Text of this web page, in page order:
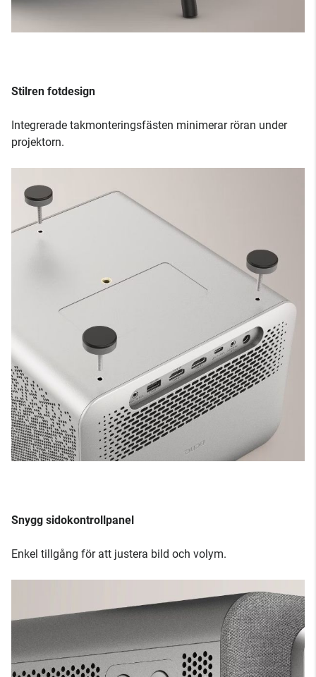
Stilren fotdesign
Integrerade takmonteringsfästen minimerar röran under
projektorn.
Snygg sidokontrollpanel
Enkel tillgång för att justera bild och volym.